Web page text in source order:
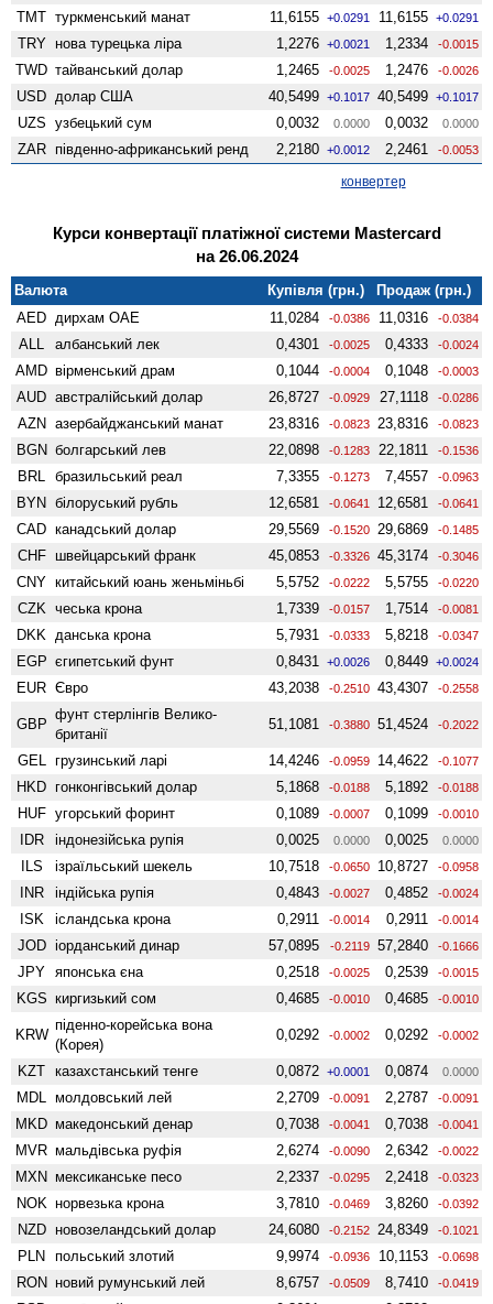
TMT туркменський манат 11,6155 +0.0291 11,6155 +0.0291
TRY нова турецька ліра 1,2276 +0.0021 1,2334 -0.0015
TWD тайванський долар 1,2465 -0.0025 1,2476 -0.0026
USD долар США 40,5499 +0.1017 40,5499 +0.1017
UZS узбецький сум 0,0032 0.0000 0,0032 0.0000
ZAR південно-африканський ренд 2,2180 +0.0012 2,2461 -0.0053
конвертер
Курси конвертації платіжної системи Mastercard
на 26.06.2024
Валюта Купівля (грн.)
Продаж (грн.)
AED дирхам ОАЕ 11,0284 -0.0386 11,0316 -0.0384
ALL албанський лек 0,4301 -0.0025 0,4333 -0.0024
AMD вiрменський драм 0,1044 -0.0004 0,1048 -0.0003
AUD австралійський долар 26,8727 -0.0929 27,1118 -0.0286
AZN азербайджанський манат 23,8316 -0.0823 23,8316 -0.0823
BGN болгарський лев 22,0898 -0.1283 22,1811 -0.1536
BRL бразильський реал 7,3355 -0.1273 7,4557 -0.0963
BYN білоруський рубль 12,6581 -0.0641 12,6581 -0.0641
CAD канадський долар 29,5569 -0.1520 29,6869 -0.1485
CHF швейцарський франк 45,0853 -0.3326 45,3174 -0.3046
CNY китайський юань женьмiньбi 5,5752 -0.0222 5,5755 -0.0220
CZK чеська крона 1,7339 -0.0157 1,7514 -0.0081
DKK данська крона 5,7931 -0.0333 5,8218 -0.0347
EGP єгипетський фунт 0,8431 +0.0026 0,8449 +0.0024
EUR Євро 43,2038 -0.2510 43,4307 -0.2558
GBP
фунт стерлінгів Велико­
британії
51,1081 -0.3880 51,4524 -0.2022
GEL грузинський ларі 14,4246 -0.0959 14,4622 -0.1077
HKD гонконгівський долар 5,1868 -0.0188 5,1892 -0.0188
HUF угорський форинт 0,1089 -0.0007 0,1099 -0.0010
IDR індонезійська рупія 0,0025 0.0000 0,0025 0.0000
ILS ізраїльський шекель 10,7518 -0.0650 10,8727 -0.0958
INR індійська рупія 0,4843 -0.0027 0,4852 -0.0024
ISK ісландська крона 0,2911 -0.0014 0,2911 -0.0014
JOD іорданський динар 57,0895 -0.2119 57,2840 -0.1666
JPY японська єна 0,2518 -0.0025 0,2539 -0.0015
KGS киргизький сом 0,4685 -0.0010 0,4685 -0.0010
KRW
піденно-корейська вона
(Корея)
0,0292 -0.0002 0,0292 -0.0002
KZT казахстанський тенге 0,0872 +0.0001 0,0874 0.0000
MDL молдовський лей 2,2709 -0.0091 2,2787 -0.0091
MKD македонський денар 0,7038 -0.0041 0,7038 -0.0041
MVR мальдівська руфія 2,6274 -0.0090 2,6342 -0.0022
MXN мексиканське песо 2,2337 -0.0295 2,2418 -0.0323
NOK норвезька крона 3,7810 -0.0469 3,8260 -0.0392
NZD ново­зеландський долар 24,6080 -0.2152 24,8349 -0.1021
PLN польський злотий 9,9974 -0.0936 10,1153 -0.0698
RON новий румунський лей 8,6757 -0.0509 8,7410 -0.0419